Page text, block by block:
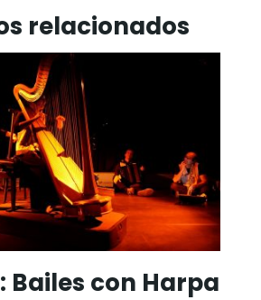
relacionados
Bailes con Harpa